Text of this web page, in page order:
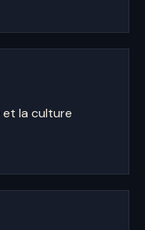
et la culture